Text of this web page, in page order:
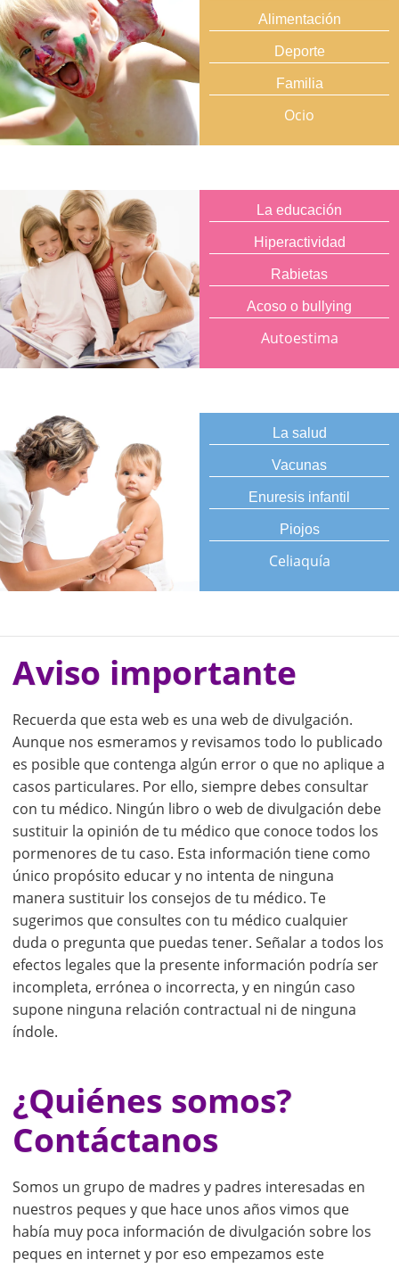
Alimentación
Deporte
Familia
Ocio
La educación
Hiperactividad
Rabietas
Acoso o bullying
Autoestima
La salud
Vacunas
Enuresis infantil
Piojos
Celiaquía
Aviso importante
Recuerda que esta web es una web de divulgación.
Aunque nos esmeramos y revisamos todo lo publicado
es posible que contenga algún error o que no aplique a
casos particulares. Por ello, siempre debes consultar
con tu médico. Ningún libro o web de divulgación debe
sustituir la opinión de tu médico que conoce todos los
pormenores de tu caso. Esta información tiene como
único propósito educar y no intenta de ninguna
manera sustituir los consejos de tu médico. Te
sugerimos que consultes con tu médico cualquier
duda o pregunta que puedas tener. Señalar a todos los
efectos legales que la presente información podría ser
incompleta, errónea o incorrecta, y en ningún caso
supone ninguna relación contractual ni de ninguna
índole.
¿Quiénes somos?
Contáctanos
Somos un grupo de madres y padres interesadas en
nuestros peques y que hace unos años vimos que
había muy poca información de divulgación sobre los
peques en internet y por eso empezamos este